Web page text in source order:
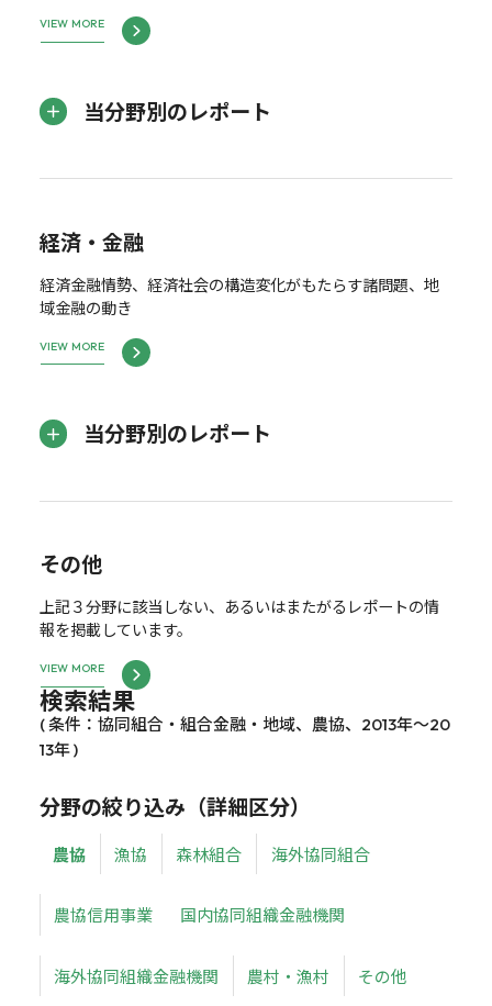
VIEW MORE
当分野別のレポート
経済・金融
経済金融情勢、経済社会の構造変化がもたらす諸問題、地
域金融の動き
VIEW MORE
当分野別のレポート
その他
上記３分野に該当しない、あるいはまたがるレポートの情
報を掲載しています。
VIEW MORE
検索結果
( 条件：協同組合・組合金融・地域、農協、2013年～20
13年 )
分野の絞り込み（詳細区分）
農協 漁協 森林組合 海外協同組合
農協信用事業 国内協同組織金融機関
海外協同組織金融機関 農村・漁村 その他